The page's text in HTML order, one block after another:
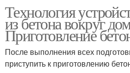
Технология
из бетона вокруг
Приготовление
После выполнения всех
приступить к приготовлению